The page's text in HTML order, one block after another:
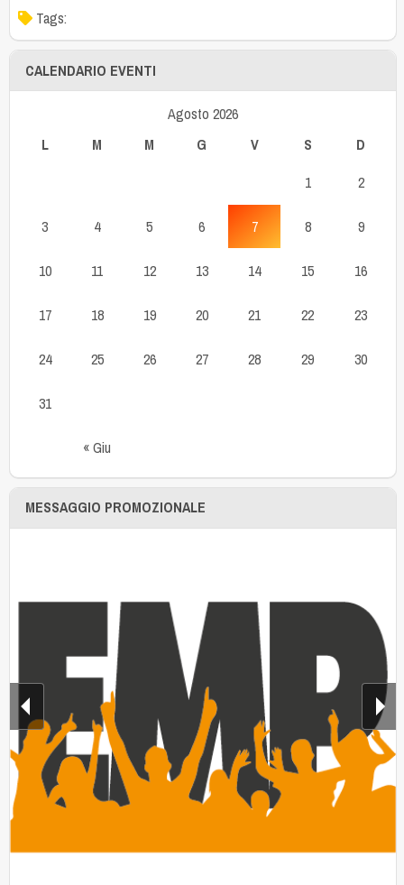
Tags:
CALENDARIO EVENTI
Agosto 2026
L
M M G V S D
« Giu
1 2
3 4 5 6 7 8 9
10 11 12 13 14 15 16
17 18 19 20 21 22 23
24 25 26 27 28 29 30
31
MESSAGGIO PROMOZIONALE